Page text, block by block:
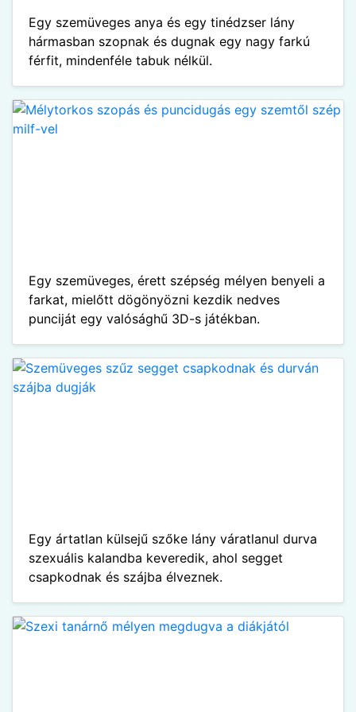
Egy szemüveges anya és egy tinédzser lány
hármasban szopnak és dugnak egy nagy farkú
férfit, mindenféle tabuk nélkül.
Egy szemüveges, érett szépség mélyen benyeli a
farkat, mielőtt dögönyözni kezdik nedves
punciját egy valósághű 3D-s játékban.
Egy ártatlan külsejű szőke lány váratlanul durva
szexuális kalandba keveredik, ahol segget
csapkodnak és szájba élveznek.